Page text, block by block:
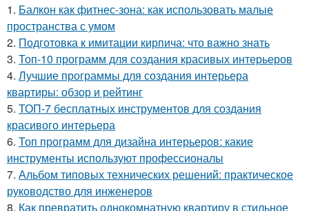
1. Балкон как фитнес-зона: как использовать малые
пространства с умом
2. Подготовка к имитации кирпича: что важно знать
3. Топ-10 программ для создания красивых интерьеров
4. Лучшие программы для создания интерьера
квартиры: обзор и рейтинг
5. ТОП-7 бесплатных инструментов для создания
красивого интерьера
6. Топ программ для дизайна интерьеров: какие
инструменты используют профессионалы
7. Альбом типовых технических решений: практическое
руководство для инженеров
8. Как превратить однокомнатную квартиру в стильное